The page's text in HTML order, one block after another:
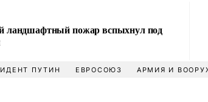
пожар вспыхнул под
ПУТИН ЕВРОСОЮЗ АРМИЯ И